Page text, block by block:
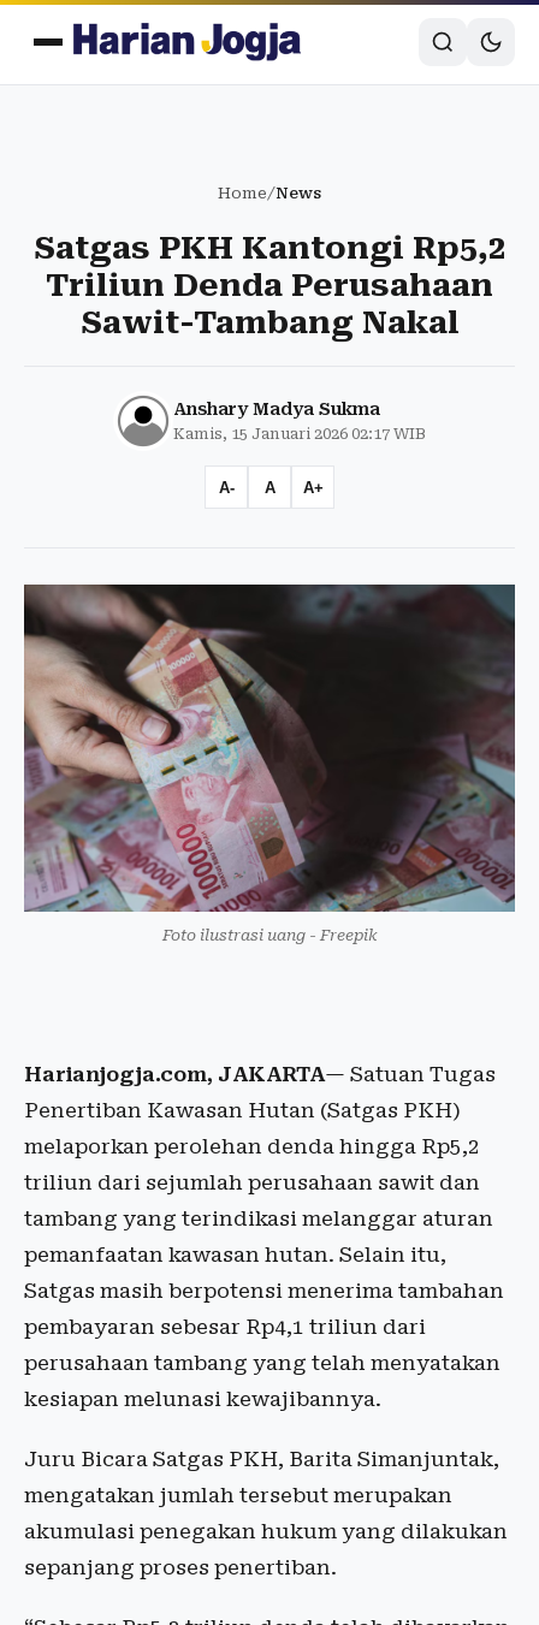
Home/News
Satgas PKH Kantongi Rp5,2
Triliun Denda Perusahaan
Sawit-Tambang Nakal
Anshary Madya Sukma
Kamis, 15 Januari 2026 02:17 WIB
A- A A+
Foto ilustrasi uang - Freepik
Harianjogja.com, JAKARTA— Satuan Tugas
Penertiban Kawasan Hutan (Satgas PKH)
melaporkan perolehan denda hingga Rp5,2
triliun dari sejumlah perusahaan sawit dan
tambang yang terindikasi melanggar aturan
pemanfaatan kawasan hutan. Selain itu,
Satgas masih berpotensi menerima tambahan
pembayaran sebesar Rp4,1 triliun dari
perusahaan tambang yang telah menyatakan
kesiapan melunasi kewajibannya.
Juru Bicara Satgas PKH, Barita Simanjuntak,
mengatakan jumlah tersebut merupakan
akumulasi penegakan hukum yang dilakukan
sepanjang proses penertiban.